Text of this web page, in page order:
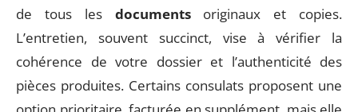
de tous les documentsoriginaux et copies.
L’entretien, souvent succinct, vise à vérifier la
cohérence de votre dossier et l’authenticité des
pièces produites. Certains consulats proposent une